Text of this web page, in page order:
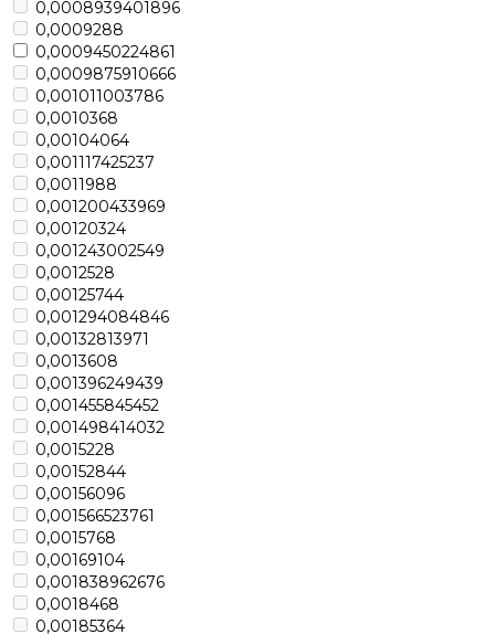
0,0008939401896
0,0009288
0,0009450224861
0,0009875910666
0,001011003786
0,0010368
0,00104064
0,001117425237
0,0011988
0,001200433969
0,00120324
0,001243002549
0,0012528
0,00125744
0,001294084846
0,00132813971
0,0013608
0,001396249439
0,001455845452
0,001498414032
0,0015228
0,00152844
0,00156096
0,001566523761
0,0015768
0,00169104
0,001838962676
0,0018468
0,00185364